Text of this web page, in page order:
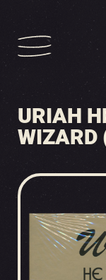
URIAH
WIZARD